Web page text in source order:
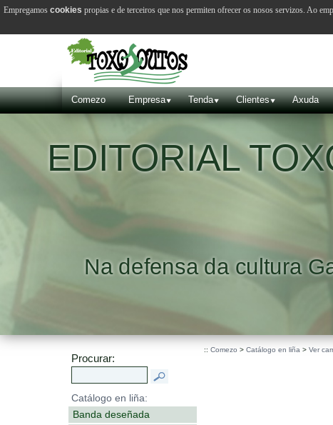
Comezo Empresa Tenda Clientes Axuda
EDITORIAL
Na defensa da cultura
Procurar:
Catálogo en liña:
Banda deseñada
:: Comezo > Catálogo en liña > Ver
Empregamos cookies propias e de terceiros que nos permiten ofrecer os nosos servizos. Ao